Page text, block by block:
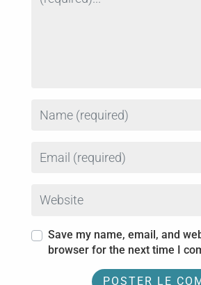
Save my name, email, and
browser for the next time I